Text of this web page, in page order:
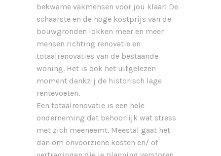
bekwame vakmensen voor jou klaar! De
schaarste en de hoge kostprijs van de
bouwgronden lokken meer en meer
mensen richting renovatie en
totaalrenovaties van de bestaande
woning. Het is ook het uitgelezen
moment dankzij de historisch lage
rentevoeten.
Een totaalrenovatie is een hele
onderneming dat behoorlijk wat stress
met zich meeneemt. Meestal gaat het
dan om onvoorziene kosten en/ of